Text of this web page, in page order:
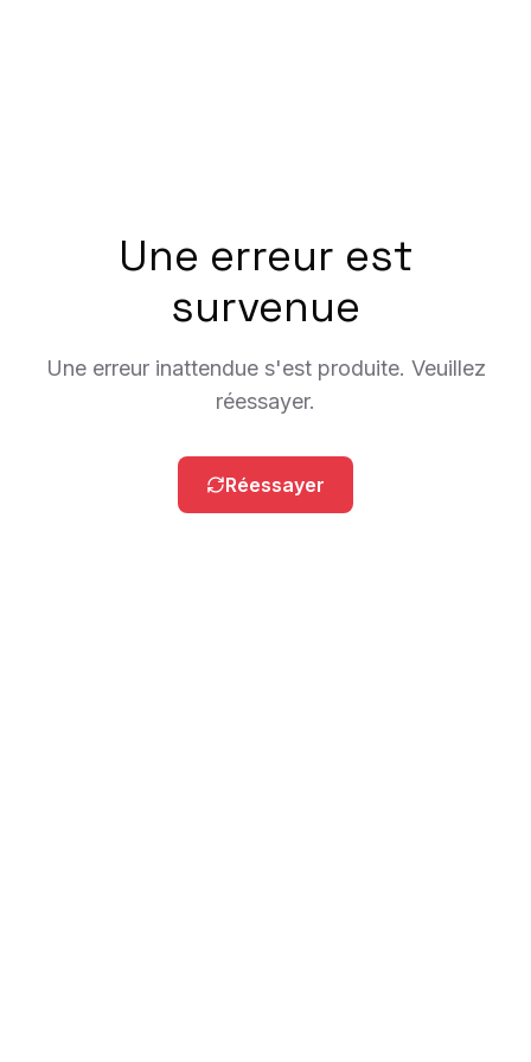
Une erreur est
survenue
Une erreur inattendue s'est produite. Veuillez
réessayer.
Réessayer